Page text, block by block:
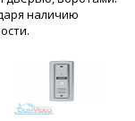
наличию